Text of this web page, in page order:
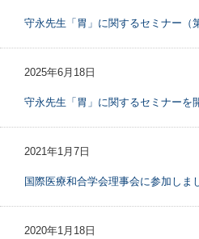
守永先生「胃」に関するセミナー（
2025年6月18日
守永先生「胃」に関するセミナーを
2021年1月7日
国際医療和合学会理事会に参加しま
2020年1月18日